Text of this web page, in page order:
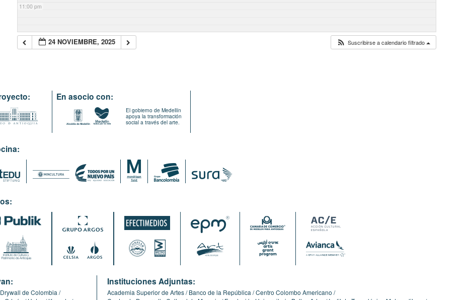
11:00 pm
24 NOVIEMBRE, 2025 Suscribirse a calendario filtrado
En asocio con:
El gobierno de Medellín
apoya la transformación
social a través del arte.
Drywall de Colombia
Instituciones Adjuntas:
Academia Superior de Artes Banco de la República Centro Colombo Americano